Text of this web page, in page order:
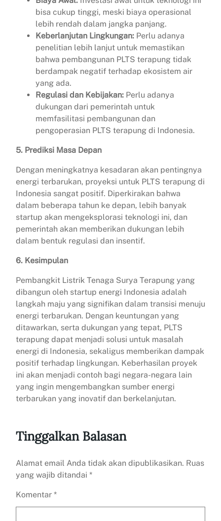
bisa cukup tinggi, meski biaya operasional
lebih rendah dalam jangka panjang.
Keberlanjutan Lingkungan: Perlu adanya
penelitian lebih lanjut untuk memastikan
bahwa pembangunan PLTS terapung tidak
berdampak negatif terhadap ekosistem air
yang ada.
Regulasi dan Kebijakan: Perlu adanya
dukungan dari pemerintah untuk
memfasilitasi pembangunan dan
pengoperasian PLTS terapung di Indonesia.
5. Prediksi Masa Depan
Dengan meningkatnya kesadaran akan pentingnya
energi terbarukan, proyeksi untuk PLTS terapung di
Indonesia sangat positif. Diperkirakan bahwa
dalam beberapa tahun ke depan, lebih banyak
startup akan mengeksplorasi teknologi ini, dan
pemerintah akan memberikan dukungan lebih
dalam bentuk regulasi dan insentif.
6. Kesimpulan
Pembangkit Listrik Tenaga Surya Terapung yang
dibangun oleh startup energi Indonesia adalah
langkah maju yang signifikan dalam transisi menuju
energi terbarukan. Dengan keuntungan yang
ditawarkan, serta dukungan yang tepat, PLTS
terapung dapat menjadi solusi untuk masalah
energi di Indonesia, sekaligus memberikan dampak
positif terhadap lingkungan. Keberhasilan proyek
ini akan menjadi contoh bagi negara-negara lain
yang ingin mengembangkan sumber energi
terbarukan yang inovatif dan berkelanjutan.
Tinggalkan Balasan
Alamat email Anda tidak akan dipublikasikan. Ruas
yang wajib ditandai *
Komentar *